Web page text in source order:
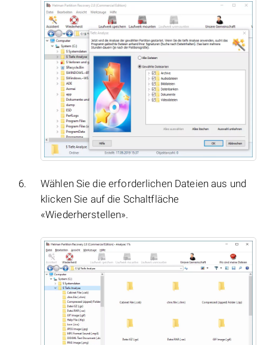
Wählen Sie die erforderlichen Dateien aus und
klicken Sie auf die Schaltfläche
«Wiederherstellen».